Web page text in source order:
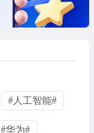
#人工智能#
#华为#